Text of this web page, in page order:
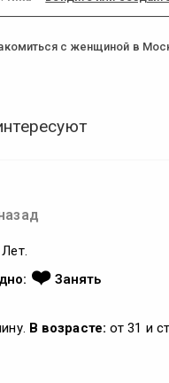
с женщиной в
❤️Занять
В возрасте: от 31 и